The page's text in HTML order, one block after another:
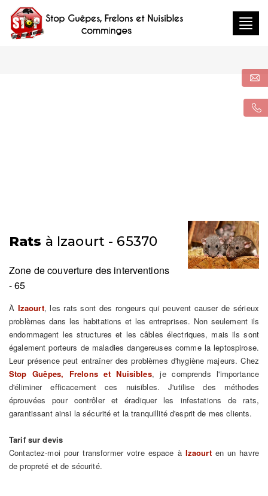
Rats à Izaourt - 65370
Zone de couverture des interventions
- 65
À Izaourt, les rats sont des rongeurs qui peuvent causer de sérieux
problèmes dans les habitations et les entreprises. Non seulement ils
endommagent les structures et les câbles électriques, mais ils sont
également porteurs de maladies dangereuses comme la leptospirose.
Leur présence peut entraîner des problèmes d'hygiène majeurs. Chez
Stop Guêpes, Frelons et Nuisibles, je comprends l'importance
d'éliminer efficacement ces nuisibles. J'utilise des méthodes
éprouvées pour contrôler et éradiquer les infestations de rats,
garantissant ainsi la sécurité et la tranquillité d'esprit de mes clients.
Tarif sur devis
Contactez-moi pour transformer votre espace à Izaourten un havre
de propreté et de sécurité.